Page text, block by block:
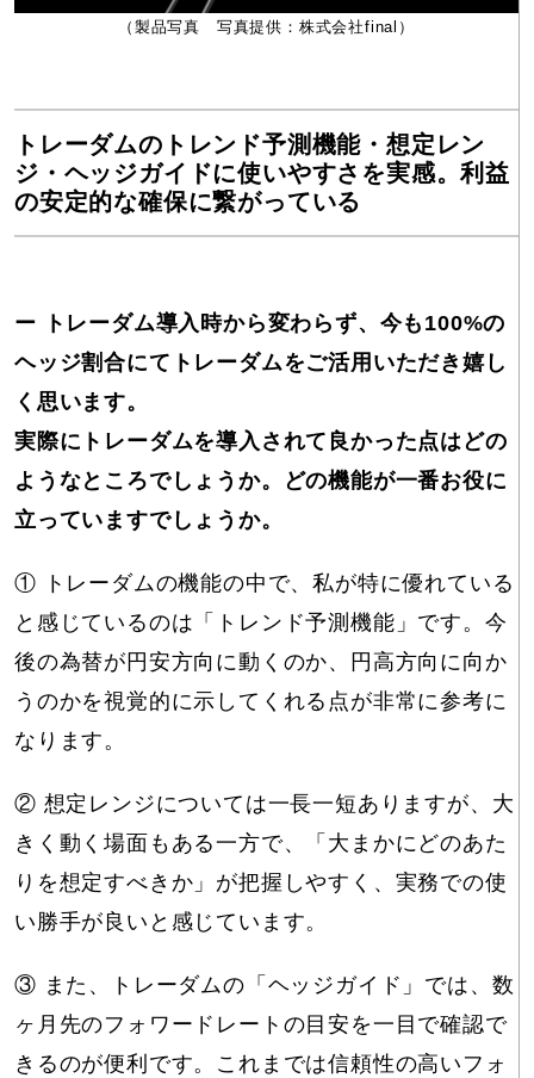
（製品写真 写真提供：株式会社final）
トレーダムのトレンド予測機能・想定レン
ジ・ヘッジガイドに使いやすさを実感。利益
の安定的な確保に繋がっている
ー トレーダム導入時から変わらず、今も100%の
ヘッジ割合にてトレーダムをご活用いただき嬉し
く思います。
実際にトレーダムを導入されて良かった点はどの
ようなところでしょうか。どの機能が一番お役に
立っていますでしょうか。
① トレーダムの機能の中で、私が特に優れている
と感じているのは「トレンド予測機能」です。今
後の為替が円安方向に動くのか、円高方向に向か
うのかを視覚的に示してくれる点が非常に参考に
なります。
② 想定レンジについては一長一短ありますが、大
きく動く場面もある一方で、「大まかにどのあた
りを想定すべきか」が把握しやすく、実務での使
い勝手が良いと感じています。
③ また、トレーダムの「ヘッジガイド」では、数
ヶ月先のフォワードレートの目安を一目で確認で
きるのが便利です。これまでは信頼性の高いフォ